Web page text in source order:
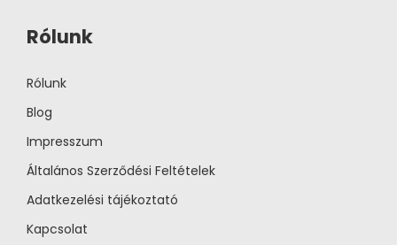
Rólunk
Rólunk
Blog
Impresszum
Általános Szerződési Feltételek
Adatkezelési tájékoztató
Kapcsolat